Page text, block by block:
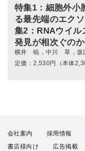
特集1：細胞外
る最先端のエク
集2：RNAウイ
発見が相次ぐのか
横井 暁，中川 草，坂
定価：2,530円（本体
会社案内 採用情報
書店様向け
広告掲載